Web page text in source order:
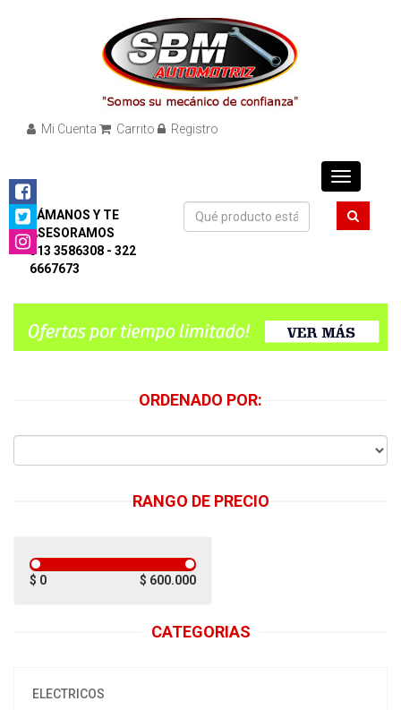
Mi Cuenta Carrito Registro
Toggle
navigation
LÁMANOS Y TE
ASESORAMOS
313 3586308 - 322
6667673
ORDENADO POR:
RANGO DE PRECIO
$ 0 $ 600.000
CATEGORIAS
ELECTRICOS